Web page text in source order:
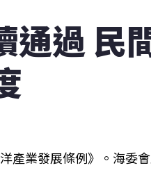
通過 民
產業發展條例》。海委